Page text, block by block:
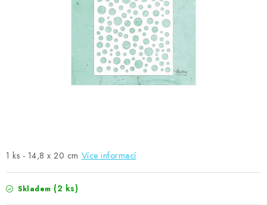
MOJE OBJEDNÁVKA
Moje objednávka
Oblíbené ♥️
1 ks - 14,8 x 20 cm Více informací
Skladem (2 ks)